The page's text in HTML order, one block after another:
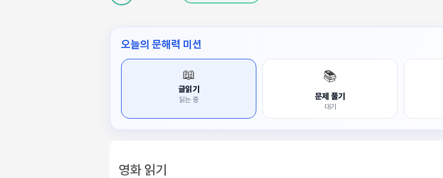
오늘의 문해력 미션
📖
글읽기
읽는 중
📚
문제 풀기
대기
영화 읽기